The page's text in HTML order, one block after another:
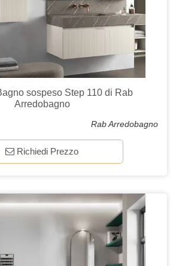
sospeso Step 110 di Rab
Arredobagno
Rab Arredobagno
Richiedi Prezzo